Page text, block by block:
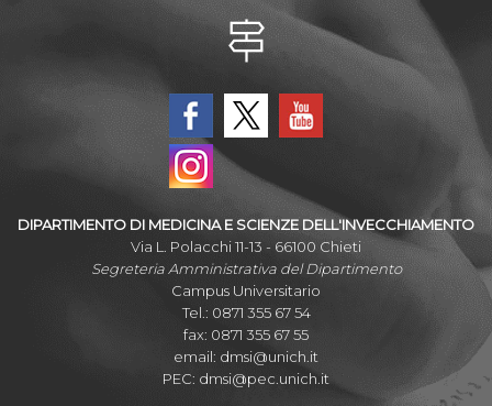
DIPARTIMENTO DI MEDICINA E SCIENZE DELL'INVECCHIAMENTO
Via L. Polacchi 11-13 - 66100 Chieti
Segreteria Amministrativa del Dipartimento
Campus Universitario
Tel.: 0871 355 67 54
fax: 0871 355 67 55
email: dmsi@unich.it
PEC: dmsi@pec.unich.it